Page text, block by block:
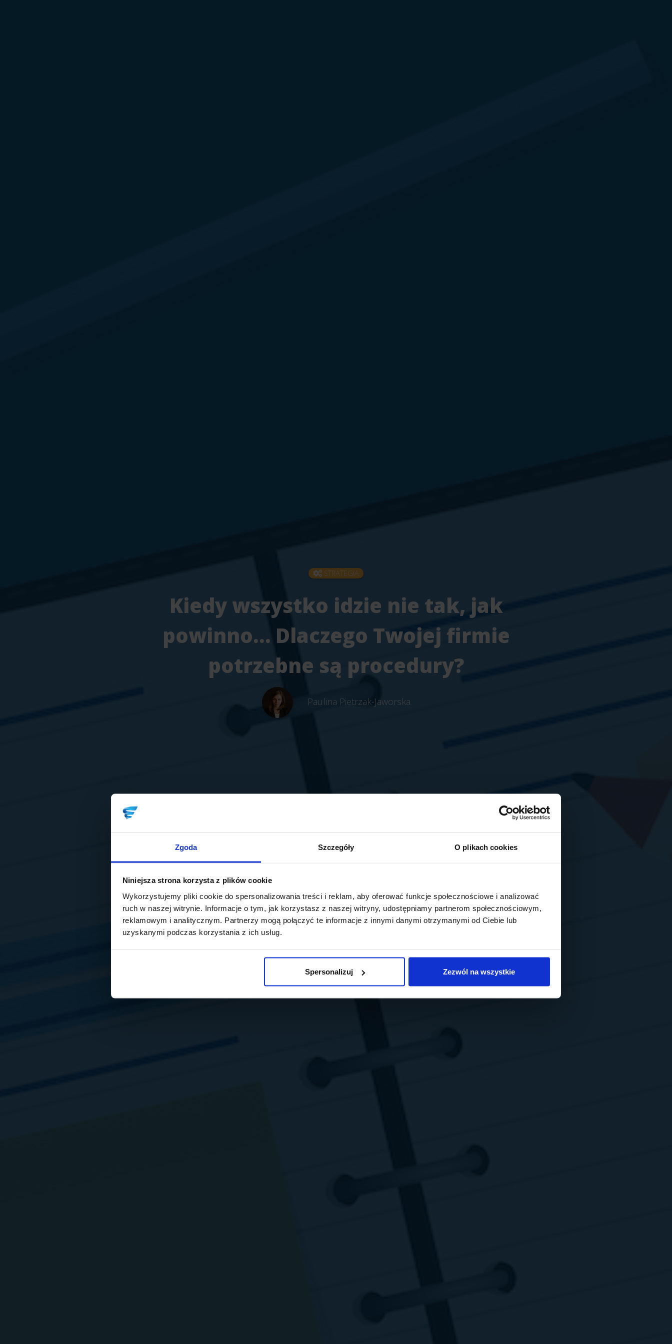
Zgoda Szczegóły O plikach cookies
Niniejsza strona korzysta z plików cookie
Wykorzystujemy pliki cookie do spersonalizowania treści i reklam, aby oferować funkcje społecznościowe i analizować
ruch w naszej witrynie. Informacje o tym, jak korzystasz z naszej witryny, udostępniamy partnerom społecznościowym,
reklamowym i analitycznym. Partnerzy mogą połączyć te informacje z innymi danymi otrzymanymi od Ciebie lub
uzyskanymi podczas korzystania z ich usług.
Spersonalizuj Zezwól na wszystkie
STRATEGIA
Kiedy wszystko idzie nie tak, jak
powinno… Dlaczego Twojej firmie
potrzebne są procedury?
Paulina Pietrzak-Jaworska